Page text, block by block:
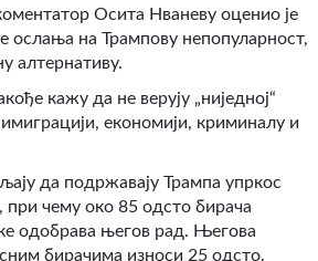
Осита Нваневу оценио је
ослања на Трампову непопуларност,
алтернативу.
кажу да не верују „ниједној“
економији, криминалу и
да подржавају Трампа упркос
чему око 85 одсто бирача
одобрава његов рад. Његова
бирачима износи 25 одсто.